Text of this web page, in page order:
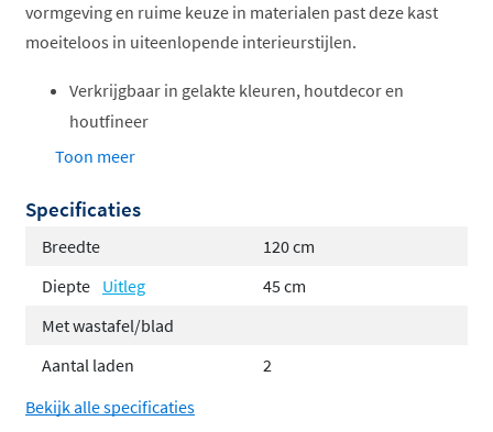
vormgeving en ruime keuze in materialen past deze kast
moeiteloos in uiteenlopende interieurstijlen.
Verkrijgbaar in gelakte kleuren, houtdecor en
houtfineer
Standaard geleverd met meubelsifon
metalen binnenbakken
Keuze uit één of twee lades; bij tweeladesopties
ook verkrijgbaar als asymmetrische variant met
Optioneel met LED-ladeverlichting, intern
stopcontact met USB of ladeverdelingsset
Leverbaar in 60, 70, 80, 90, 100 en 120 cm (grotere
Toon meer
Specificaties
Breedte
120 cm
Diepte Uitleg
45 cm
Met wastafel/blad
Aantal laden
2
Bekijk alle specificaties